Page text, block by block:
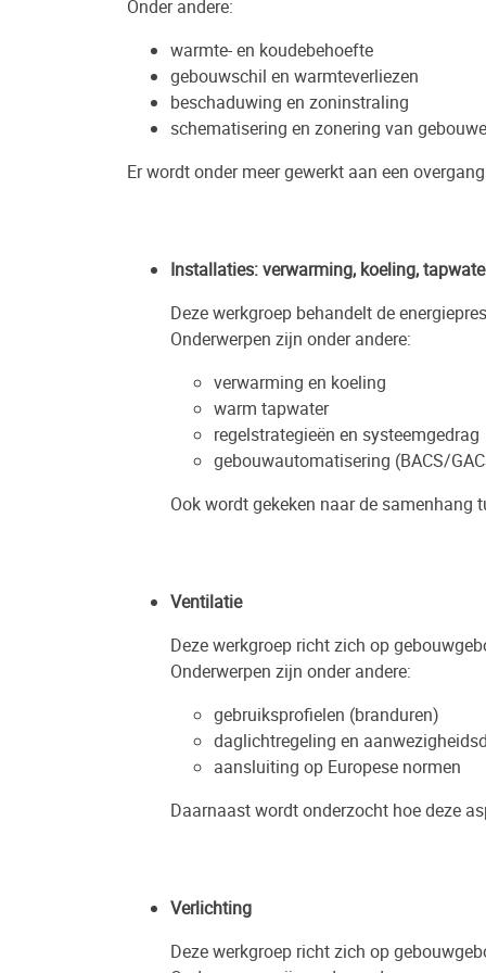
Onder andere:
warmte- en koudebehoefte
gebouwschil en warmteverliezen
beschaduwing en zoninstraling
schematisering en zonering van
Er wordt onder meer gewerkt aan een
Installaties: verwarming, koeling,
Deze werkgroep behandelt de
Onderwerpen zijn onder andere:
verwarming en koeling
warm tapwater
regelstrategieën en systeemgedrag
gebouwautomatisering (BACS/
Ook wordt gekeken naar de
Ventilatie
Deze werkgroep richt zich op
Onderwerpen zijn onder andere:
gebruiksprofielen (branduren)
daglichtregeling en
aansluiting op Europese normen
Daarnaast wordt onderzocht hoe deze
Verlichting
Deze werkgroep richt zich op